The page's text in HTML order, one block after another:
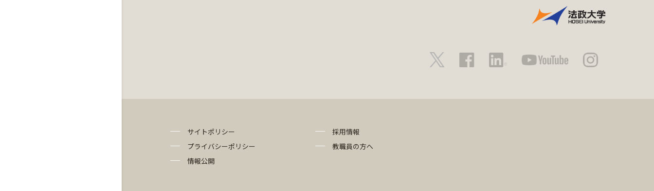
サイトポリシー
プライバシーポリシー
情報公開
採用情報
教職員の方へ